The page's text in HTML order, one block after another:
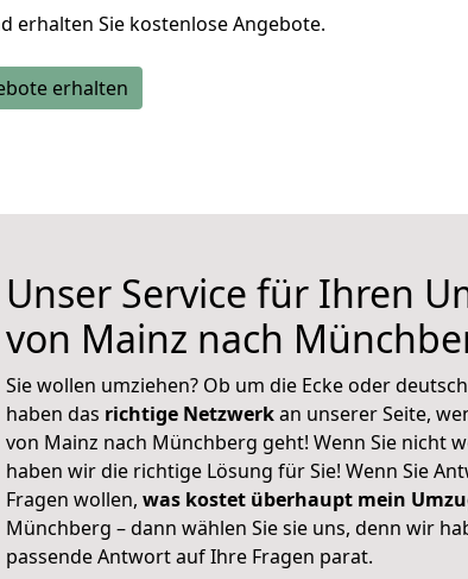
erhalten Sie kostenlose Angebote.
erhalten
Unser Service für Ihren
von Mainz nach
Sie wollen umziehen? Ob um die Ecke oder
haben das richtige Netzwerkan unserer Seite,
von Mainz nach Münchberg geht! Wenn Sie nicht
haben wir die richtige Lösung für Sie! Wenn Sie
Fragen wollen, was kostet überhaupt mein
Münchberg – dann wählen Sie sie uns, denn wir
passende Antwort auf Ihre Fragen parat.